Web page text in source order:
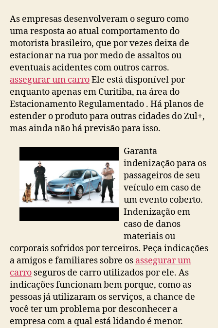
As empresas desenvolveram o seguro como
uma resposta ao atual comportamento do
motorista brasileiro, que por vezes deixa de
estacionar na rua por medo de assaltos ou
eventuais acidentes com outros carros.
assegurar um carroEle está disponível por
enquanto apenas em Curitiba, na área do
Estacionamento Regulamentado . Há planos de
estender o produto para outras cidades do Zul+,
mas ainda não há previsão para isso.
Garanta
indenização para os
passageiros de seu
veículo em caso de
um evento coberto.
Indenização em
caso de danos
materiais ou
corporais sofridos por terceiros. Peça indicações
a amigos e familiares sobre os assegurar um
carro seguros de carro utilizados por ele. As
indicações funcionam bem porque, como as
pessoas já utilizaram os serviços, a chance de
você ter um problema por desconhecer a
empresa com a qual está lidando é menor.